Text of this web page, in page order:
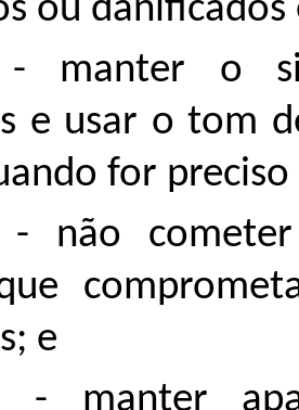
ou danificados
manter o
e usar o tom
for
- não
e
- manter